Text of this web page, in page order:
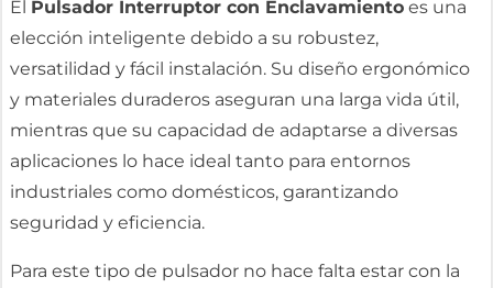
El Pulsador Interruptor con Enclavamiento es una
elección inteligente debido a su robustez,
versatilidad y fácil instalación. Su diseño ergonómico
y materiales duraderos aseguran una larga vida útil,
mientras que su capacidad de adaptarse a diversas
aplicaciones lo hace ideal tanto para entornos
industriales como domésticos, garantizando
seguridad y eficiencia.
Para este tipo de pulsador no hace falta estar con la